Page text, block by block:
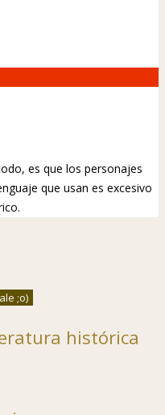
es que los personajes
que usan es excesivo
histórica